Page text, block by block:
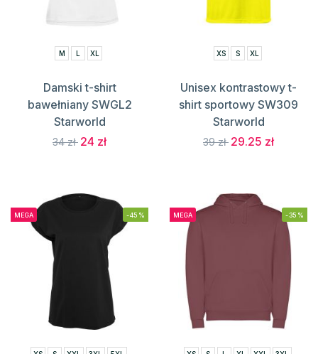
M L XL
Damski t-shirt
bawełniany SWGL2
Starworld
34 zł 24 zł
XS S XL
Unisex kontrastowy t-
shirt sportowy SW309
Starworld
39 zł 29.25 zł
MEGA -45% MEGA -35%